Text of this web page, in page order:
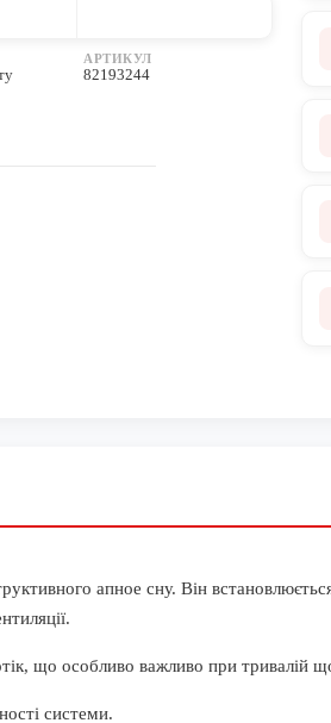
АРТИКУЛ
82193244
апное сну. Він
що особливо важливо при тривалій
системи.